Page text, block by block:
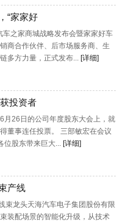
“家家好
车之家商城战略发布会暨家家好车
商合作伙伴、后市场服务商、生
多方力量，正式发布... [详细]
投资者
月26日的公司年度股东大会上，就
董事连任投票。 三部敏宏在会议
位股东带来巨大... [详细]
产线
束龙头天海汽车电子集团股份有限
装配场景的智能化升级，从技术